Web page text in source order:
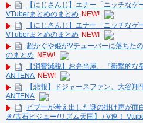
【にじさんじ】エナー「ニッチな
VTuberまとめのまとめ NEW!
【にじさんじ】エナー「ニッチな
VTuberまとめのまとめ NEW!
超かぐや姫がVチューバーに落ちた
のまとめ NEW!
【消費減税】お弁当屋、『衝撃的
ANTENA NEW!
【悲報】ドジャースファン、大谷
ANTENA
ビブーが考え出した謎の掛け声が
き/古石ビジュー/リズム天国】 / V速！